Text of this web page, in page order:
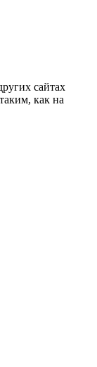
сайтах
как на